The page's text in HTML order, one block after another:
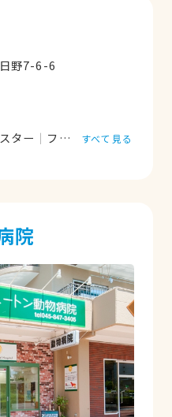
いしてますが、無
ださり、本当に感
院が難しい猫に無
とてもいい先生で
て、これからもお
野7-6-6
ター フェレット 小鳥
すべて見る
院